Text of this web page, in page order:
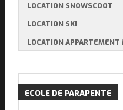
LOCATION SNOWSCOOT
LOCATION SKI
LOCATION
ECOLE DE PARAPENTE